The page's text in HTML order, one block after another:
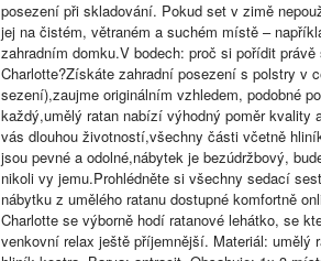
posezení při skladování. Pokud set v zimě
jej na čistém, větraném a suchém místě –
zahradním domku.V bodech: proč si pořídit právě
Charlotte?Získáte zahradní posezení s polstry v
sezení),zaujme originálním vzhledem, podobné
každý,umělý ratan nabízí výhodný poměr kvality
vás dlouhou životností,všechny části včetně
jsou pevné a odolné,nábytek je bezúdržbový,
nikoli vy jemu.Prohlédněte si všechny sedací
nábytku z umělého ratanu dostupné komfortně
Charlotte se výborně hodí ratanové lehátko, se
venkovní relax ještě příjemnější. Materiál: umělý